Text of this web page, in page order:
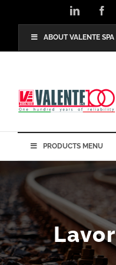
LinkedIn
ABOUT VALENTE SPA
PRODUCTS MENU